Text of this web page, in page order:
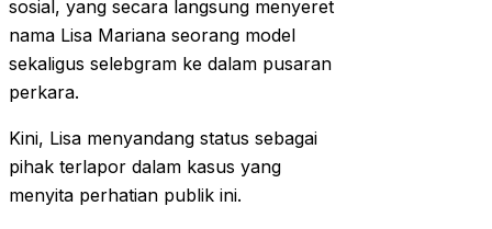
sosial, yang secara langsung menyeret
nama Lisa Mariana seorang model
sekaligus selebgram ke dalam pusaran
perkara.
Kini, Lisa menyandang status sebagai
pihak terlapor dalam kasus yang
menyita perhatian publik ini.